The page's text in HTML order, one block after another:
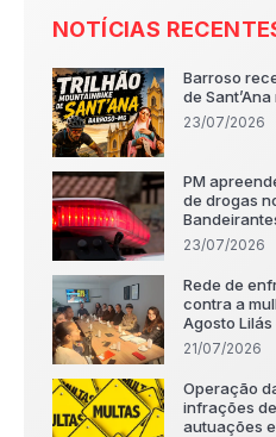
NOTÍCIAS
Barroso
de
23/07/2026
PM
de drogas
23/07/2026
Rede de
contra a
Agosto
21/07/2026
Operação
infrações
autuações